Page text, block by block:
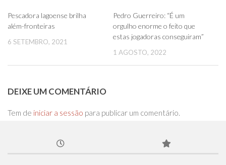
Pescadora lagoense brilha
além-fronteiras
6 SETEMBRO, 2021
Pedro Guerreiro: “É um
orgulho enorme o feito que
estas jogadoras conseguiram”
1 AGOSTO, 2022
DEIXE UM COMENTÁRIO
Tem de iniciar a sessão para publicar um comentário.